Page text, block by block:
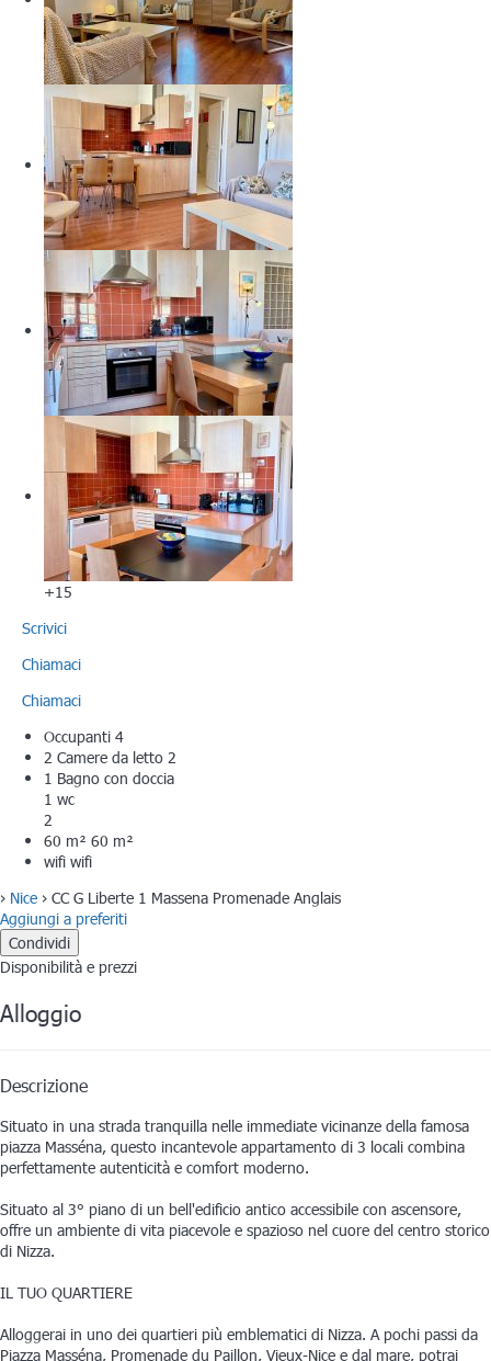
+15
Scrivici
Chiamaci
Chiamaci
Occupanti 4
2 Camere da letto 2
1 Bagno con doccia
1 wc
2
60 m² 60 m²
wifi wifi
› Nice › CC G Liberte 1 Massena Promenade Anglais
Aggiungi a preferiti
Condividi
Disponibilità e prezzi
Alloggio
Descrizione
Situato in una strada tranquilla nelle immediate vicinanze della famosa
piazza Masséna, questo incantevole appartamento di 3 locali combina
perfettamente autenticità e comfort moderno.
Situato al 3° piano di un bell'edificio antico accessibile con ascensore,
offre un ambiente di vita piacevole e spazioso nel cuore del centro storico
di Nizza.
IL TUO QUARTIERE
Alloggerai in uno dei quartieri più emblematici di Nizza. A pochi passi da
Piazza Masséna, Promenade du Paillon, Vieux-Nice e dal mare, potrai